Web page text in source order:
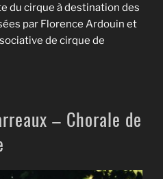
du cirque à destination des
par Florence Ardouin et
de cirque de
– Chorale de